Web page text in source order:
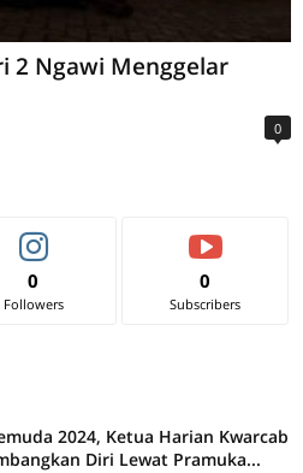
2 Ngawi Menggelar
0
0
Followers
0
Subscribers
2024, Ketua Harian Kwarcab
Diri Lewat Pramuka...